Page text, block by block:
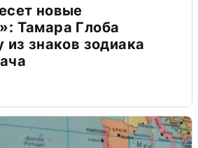
новые
Тамара Глоба
из знаков зодиака